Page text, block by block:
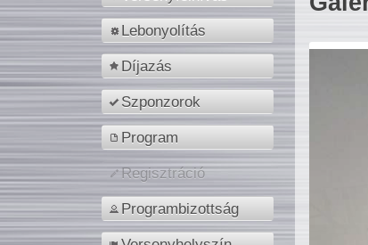
Lebonyolítás
Díjazás
Szponzorok
Program
Regisztráció
Programbizottság